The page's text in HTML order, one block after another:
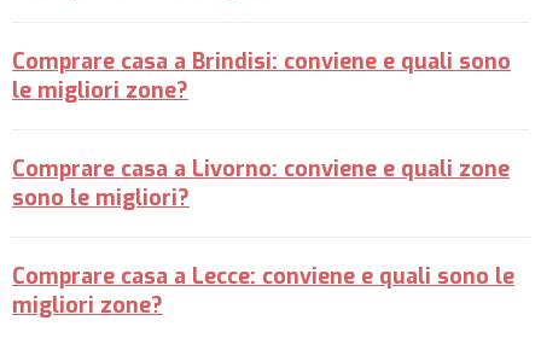
Comprare casa a Brindisi: conviene e quali sono
le migliori zone?
Comprare casa a Livorno: conviene e quali zone
sono le migliori?
Comprare casa a Lecce: conviene e quali sono le
migliori zone?